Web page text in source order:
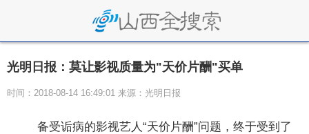
光明日报：莫让影视质量为"天价片酬"买单
时间：2018-08-14 16:49:01 来源：光明日报
备受诟病的影视艺人“天价片酬”问题，终于受到了